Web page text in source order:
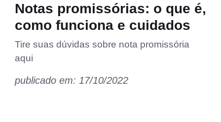
Notas promissórias: o que é,
como funciona e cuidados
Tire suas dúvidas sobre nota promissória
aqui
publicado em: 17/10/2022